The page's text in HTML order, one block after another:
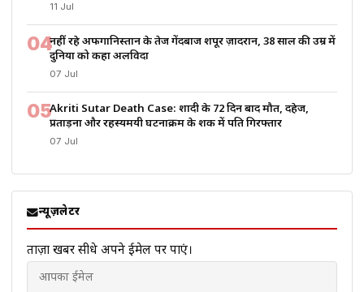
11 Jul
04नहीं रहे अफगानिस्तान के तेज गेंदबाज शपूर ज़ादरान, 38 साल की उम्र में
दुनिया को कहा अलविदा
07 Jul
05Akriti Sutar Death Case: शादी के 72 दिन बाद मौत, दहेज,
प्रताड़ना और रहस्यमयी घटनाक्रम के शक में पति गिरफ्तार
07 Jul
न्यूज़लेटर
ताज़ा खबरें सीधे अपने ईमेल पर पाएं।